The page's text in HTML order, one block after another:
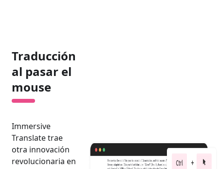
Traducción
al pasar el
mouse
Immersive
Translate trae
otra innovación
revolucionaria en